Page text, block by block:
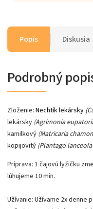
Popis Diskusia
Podrobný
Zloženie: Nechtík lekársky
lekársky (Agrimonia
kamilkový (Matricaria
kopijovitý (Plantago
Príprava: 1 čajovú lyžičku
lúhujeme 10 min.
Užívanie: Užívame 2x denne